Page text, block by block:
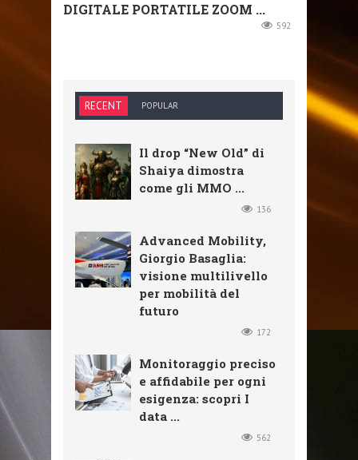
DIGITALE PORTATILE ZOOM ...
592
RECENT POPULAR
Il drop “New Old” di
Shaiya dimostra
come gli MMO ...
136
Advanced Mobility,
Giorgio Basaglia:
visione multilivello
per mobilità del
futuro
172
Monitoraggio preciso
e affidabile per ogni
esigenza: scopri I
data ...
562